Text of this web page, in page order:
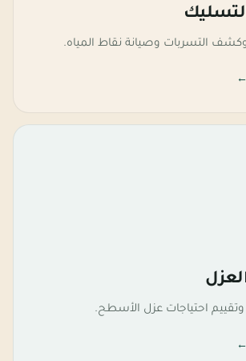
التسربات وصيانة نقاط المياه.
←
وتقييم احتياجات عزل الأسطح.
←